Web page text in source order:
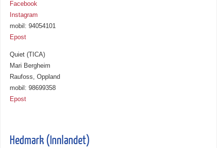
Facebook
Instagram
mobil: 94054101
Epost
Quiet (TICA)
Mari Bergheim
Raufoss, Oppland
mobil: 98699358
Epost
Hedmark (Innlandet)